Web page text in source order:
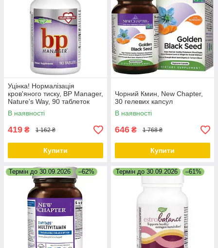
Уцінка! Нормалізація
кров'яного тиску, BP Manager,
Nature's Way, 90 таблеток
В наявності
419 ₴ 1 162 ₴
Купити
Чорний Кмин, New Chapter,
30 гелевих капсул
В наявності
646 ₴ 1 768 ₴
Купити
Термін до 30.09.2026 –62% Термін до 30.09.2026 –61%